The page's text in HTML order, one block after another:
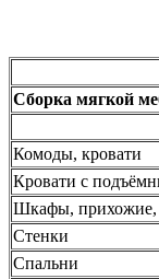
Сборка мягкой
Комоды, кровати
Кровати с
Шкафы, прихожие,
Стенки
Спальни